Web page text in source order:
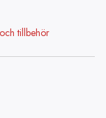
tillbehör